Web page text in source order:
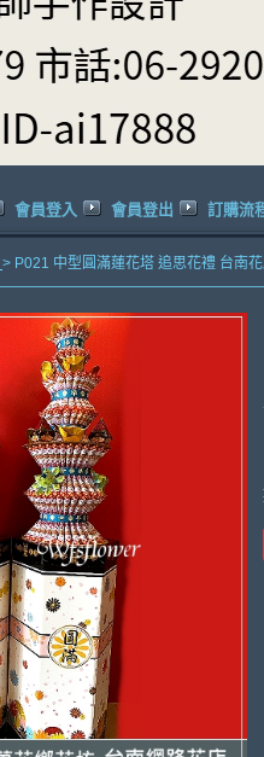
會員登入 會員登出 訂購流
> P021 中型圓滿蓮花塔 追思花禮 台南